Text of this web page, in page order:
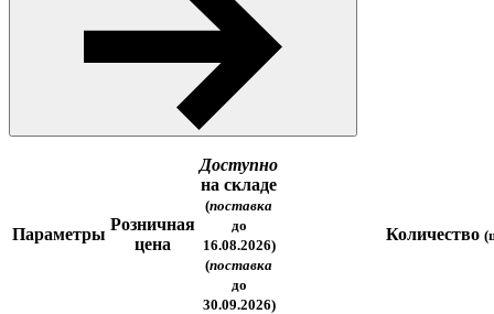
Параметры
Розничная
цена
Доступно
на складе
(поставка
до
16.08.2026)
(поставка
до
30.09.2026)
Количество